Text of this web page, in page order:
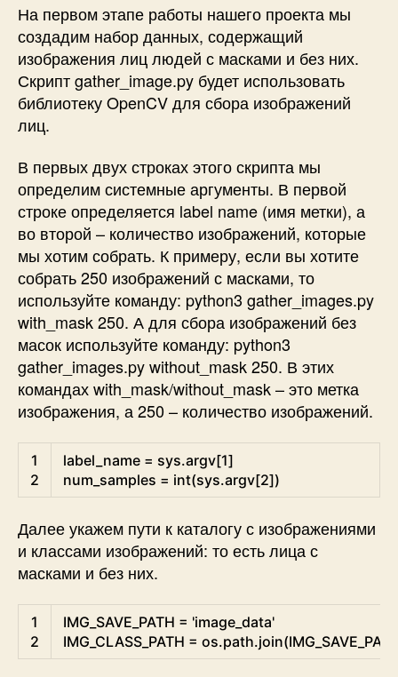
На первом этапе работы нашего проекта мы
создадим набор данных, содержащий
изображения лиц людей с масками и без них.
Скриптgather_image.py будет использовать
библиотеку OpenCV для сбора изображений
лиц.
В первых двух строках этого скрипта мы
определим системные аргументы. В первой
строке определяется label name (имя метки), а
во второй – количество изображений, которые
мы хотим собрать. К примеру, если вы хотите
собрать 250 изображений с масками, то
используйте команду: python3 gather_images.py
with_mask 250. А для сбора изображений без
масок используйте команду: python3
gather_images.py without_mask 250. В этих
командах with_mask/without_mask – это метка
изображения, а 250 – количество изображений.
1
2
label_name = sys.argv[1]
num_samples = int(sys.argv[2])
Далее укажем пути к каталогу с изображениями
и классами изображений: то есть лица с
масками и без них.
1
2
IMG_SAVE_PATH = 'image_data'
IMG_CLASS_PATH = os.path.join(